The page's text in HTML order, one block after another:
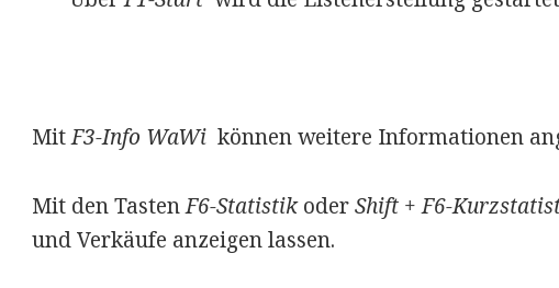
MitF3-Info WaWikönnen weitere Informationen
Mit den TastenF6-StatistikoderShift + F6-
und Verkäufe anzeigen lassen.